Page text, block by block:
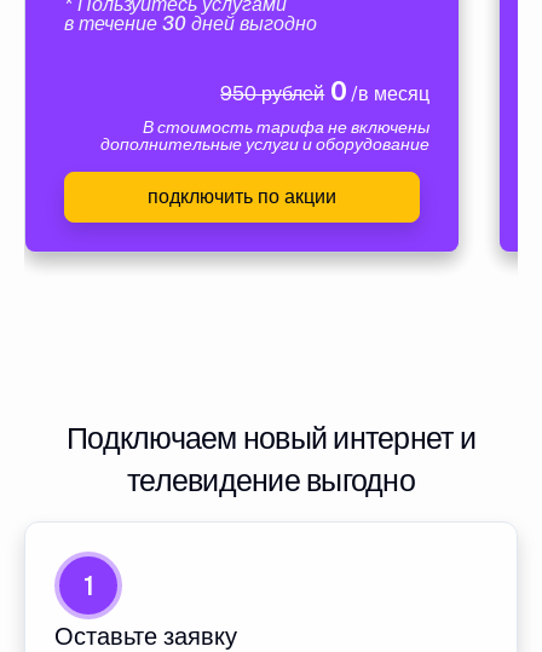
в течение 30 дней выгодно
950 рублей0 /в месяц
В стоимость тарифа не включены
дополнительные услуги и оборудование
подключить по акции
Подключаем новый интернет и
телевидение выгодно
1
Оставьте заявку